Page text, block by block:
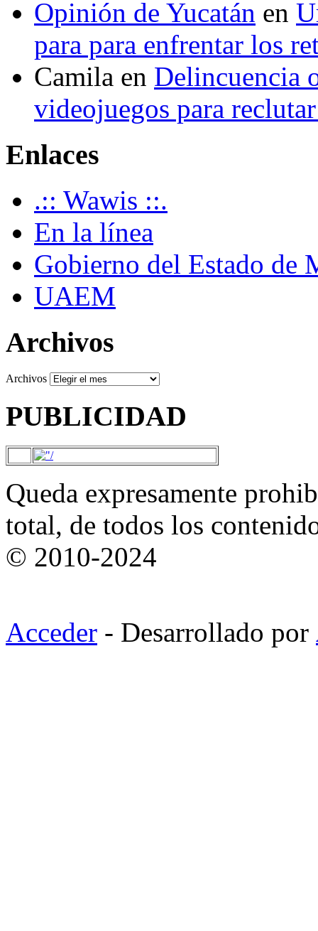
Opinión de Yucatán en
para para enfrentar los
Camila en Delincuencia
videojuegos para
Enlaces
.:: Wawis ::.
En la línea
Gobierno del Estado de
UAEM
Archivos
Archivos
PUBLICIDAD
Queda expresamente
total, de todos los
© 2010-2024
Acceder - Desarrollado por